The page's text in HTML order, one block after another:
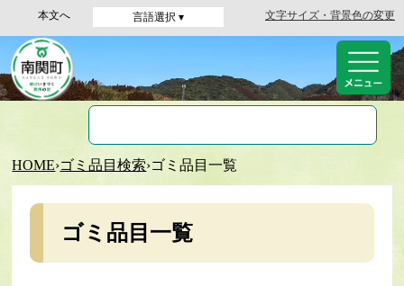
本文へ 言語選択 ▾ 文字サイズ・背景色の変更
HOME›ゴミ品目検索›ゴミ品目一覧
ゴミ品目一覧